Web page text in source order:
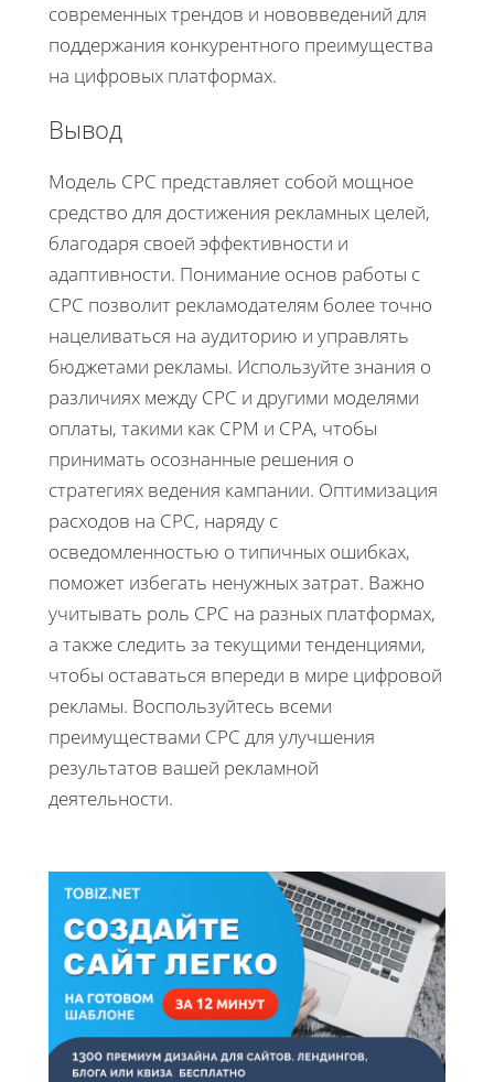
современных трендов и нововведений для
поддержания конкурентного преимущества
на цифровых платформах.
Вывод
Модель CPC представляет собой мощное
средство для достижения рекламных целей,
благодаря своей эффективности и
адаптивности. Понимание основ работы с
CPC позволит рекламодателям более точно
нацеливаться на аудиторию и управлять
бюджетами рекламы. Используйте знания о
различиях между CPC и другими моделями
оплаты, такими как CPM и CPA, чтобы
принимать осознанные решения о
стратегиях ведения кампании. Оптимизация
расходов на CPC, наряду с
осведомленностью о типичных ошибках,
поможет избегать ненужных затрат. Важно
учитывать роль CPC на разных платформах,
а также следить за текущими тенденциями,
чтобы оставаться впереди в мире цифровой
рекламы. Воспользуйтесь всеми
преимуществами CPC для улучшения
результатов вашей рекламной
деятельности.